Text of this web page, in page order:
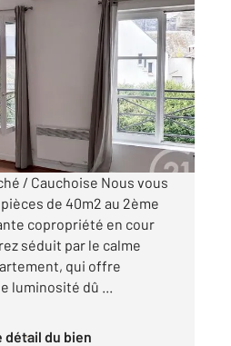
à louer
/ Cauchoise Nous vous
de 40m2 au 2ème
copropriété en cour
séduit par le calme
qui offre
luminosité dû ...
détail du bien